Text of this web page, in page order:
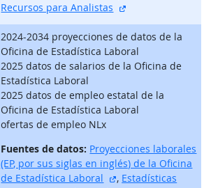
Recursos para Analistas
2024-2034 proyecciones de datos de la
Oficina de Estadística Laboral
2025 datos de salarios de la Oficina de
Estadística Laboral
2025 datos de empleo estatal de la
Oficina de Estadística Laboral
ofertas de empleo NLx
Fuentes de datos: Proyecciones laborales
(EP, por sus siglas en inglés) de la Oficina
de Estadística Laboral
sitio externo
, Estadísticas